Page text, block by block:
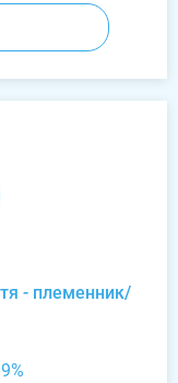
- племенник/